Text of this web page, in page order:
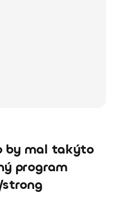
by mal takýto
program